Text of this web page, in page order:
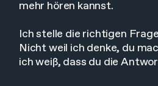
mehr hören kannst.
Ich stelle die richtigen
Nicht weil ich denke, du
ich weiß, dass du die